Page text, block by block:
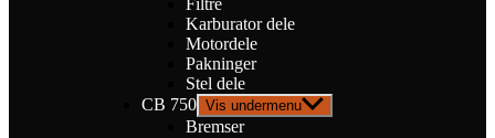
Filtre
Karburator dele
Motordele
Pakninger
Stel dele
CB 750 Vis undermenu
Bremser